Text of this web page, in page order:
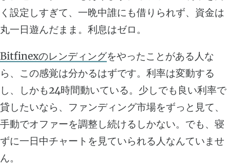
く設定しすぎて、一晩中誰にも借りられず、資金は
丸一日遊んだまま。利息はゼロ。
Bitfinexのレンディングをやったことがある人な
ら、この感覚は分かるはずです。利率は変動する
し、しかも24時間動いている。少しでも良い利率で
貸したいなら、ファンディング市場をずっと見て、
手動でオファーを調整し続けるしかない。でも、寝
ずに一日中チャートを見ていられる人なんていませ
ん。